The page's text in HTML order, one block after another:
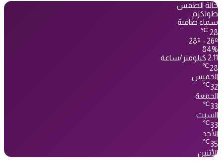
حالة الطقس
طولكرم
سماء صافية
28
℃
28º - 26º
84%
2.11 كيلومتر/ساعة
28
℃
الخميس
32
℃
الجمعة
33
℃
السبت
33
℃
الأحد
35
℃
الأثنين